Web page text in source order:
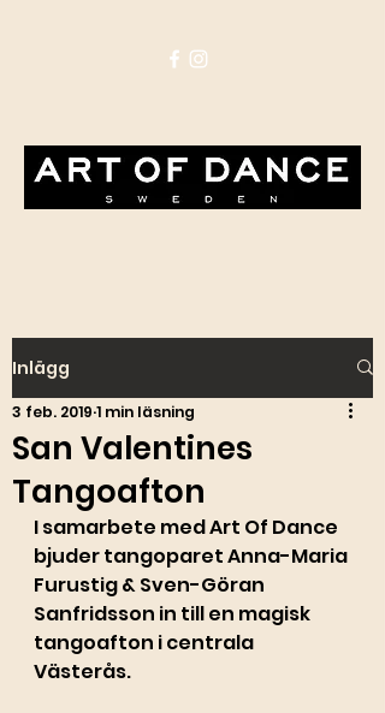
Inlägg
San Valentines
Tangoafton
3 feb. 2019 1 min läsning
I samarbete med Art Of Dance
bjuder tangoparet Anna-Maria
Furustig & Sven-Göran
Sanfridsson in till en magisk
tangoafton i centrala
Västerås.